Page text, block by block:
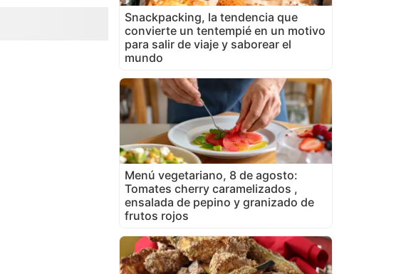
Snackpacking, la tendencia que
convierte un tentempié en un motivo
para salir de viaje y saborear el
mundo
Menú vegetariano, 8 de agosto:
Tomates cherry caramelizados ,
ensalada de pepino y granizado de
frutos rojos